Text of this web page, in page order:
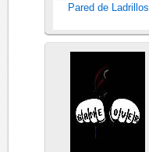
Pared de Ladrillos